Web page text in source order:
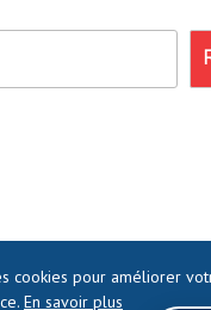
cookies pour améliorer
En savoir plus